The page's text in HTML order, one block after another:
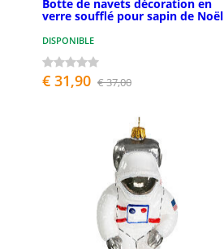
Botte de navets décoration en
verre soufflé pour sapin de Noël
DISPONIBLE
€ 31,90 € 37,00